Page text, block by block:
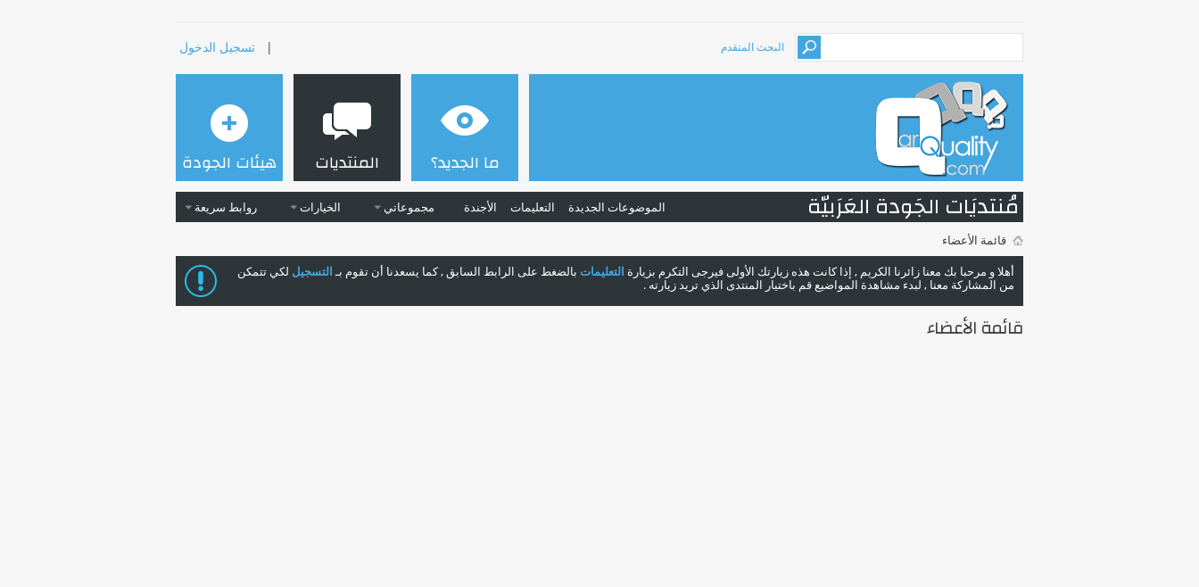
البحث المتقدم | تسجيل الدخول
ما الجديد؟ المنتديات
الموضوعات الجديدة التعليمات الأجندة مجموعاتي الخيارات روابط سريعة
هيئات الجودة
مُنتديَات الجَودة العَرَبيّة
قائمة الأعضاء
أهلا و مرحبا بك معنا زائرنا الكريم , إذا كانت هذه زيارتك الأولى فيرجى التكرم بزيارة التعليمات بالضغط على الرابط السابق , كما يسعدنا أن تقوم بـالتسجيل لكي تتمكن
من المشاركة معنا , لبدء مشاهدة المواضيع قم باختيار المنتدى الذي تريد زيارته .
قائمة الأعضاء